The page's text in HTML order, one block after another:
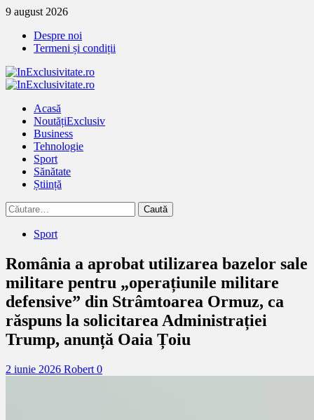
Treci
continut
9 august 2026
Despre noi
Termeni și condiții
Primary
Acasă
NoutățiExclusiv
Business
Tehnologie
Sport
Sănătate
Știință
Caută
după:
Sport
România a aprobat utilizarea bazelor sale
militare pentru „operațiunile militare
defensive” din Strâmtoarea Ormuz, ca
răspuns la solicitarea Administrației
Trump, anunță Oaia Țoiu
2 iunie 2026 Robert 0